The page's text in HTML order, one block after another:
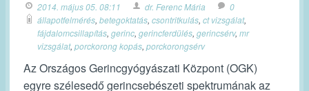
2014. május 05. 08:11 dr. Ferenc Mária
0
állapotfelmérés, betegoktatás, csontritkulás, ct vizsgálat,
fájdalomcsillapítás, gerinc, gerincferdülés, gerincsérv, mr
vizsgálat, porckorong kopás, porckorongsérv
Az Országos Gerincgyógyászati Központ (OGK)
egyre szélesedő gerincsebészeti spektrumának az